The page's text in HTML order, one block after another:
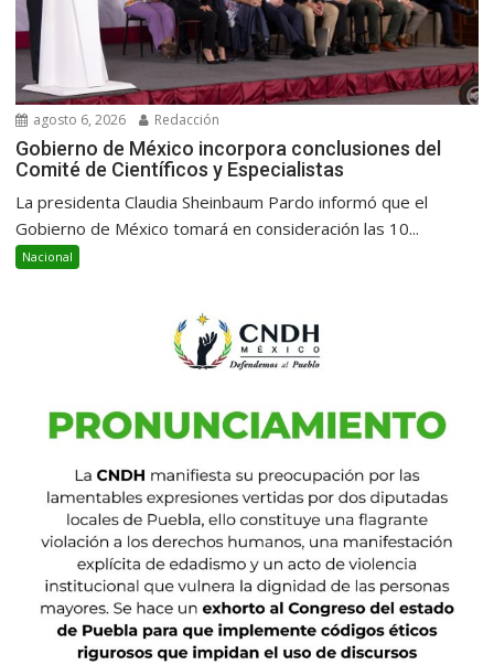
agosto 6, 2026 Redacción
Gobierno de México incorpora conclusiones del
Comité de Científicos y Especialistas
La presidenta Claudia Sheinbaum Pardo informó que el
Gobierno de México tomará en consideración las 10...
Nacional